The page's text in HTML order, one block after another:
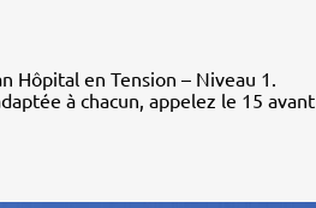
Hôpital en Tension – Niveau 1.
à chacun, appelez le 15 avant